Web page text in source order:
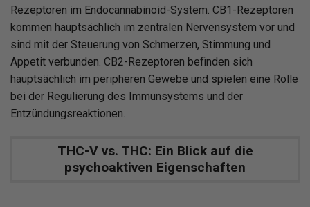
Rezeptoren im Endocannabinoid-System. CB1-Rezeptoren
kommen hauptsächlich im zentralen Nervensystem vor und
sind mit der Steuerung von Schmerzen, Stimmung und
Appetit verbunden. CB2-Rezeptoren befinden sich
hauptsächlich im peripheren Gewebe und spielen eine Rolle
bei der Regulierung des Immunsystems und der
Entzündungsreaktionen.
THC-V vs. THC: Ein Blick auf die
psychoaktiven Eigenschaften